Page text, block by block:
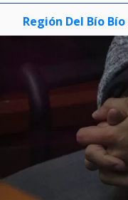
Región Del Bío Bío